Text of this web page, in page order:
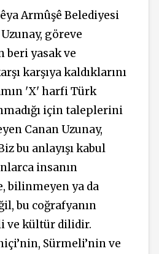
Armûşê Belediyesi
göreve
beri yasak ve
karşıya kaldıklarını
'X' harfi Türk
için taleplerini
Canan Uzunay,
bu anlayışı kabul
insanın
bilinmeyen ya da
bu coğrafyanın
ve kültür dilidir.
Sürmeli’nin ve